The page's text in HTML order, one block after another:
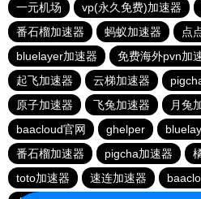
一元机场
vp(永久免费)加速器
番石榴加速器
蚂蚁加速器 点
bluelayer加速器
免费海外pvn加
起飞加速器
云梯加速器
原子加速器
飞兔加速器 月兔
baacloud官网
ghelper
番石榴加速器
pigcha加速器
toto加速器
速连加速器